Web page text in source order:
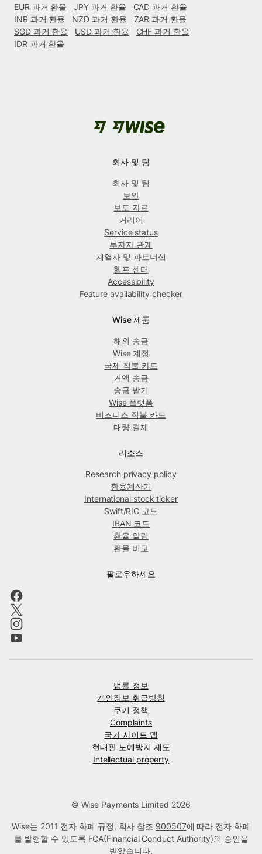
EUR 과거 환율
JPY 과거 환율
CAD 과거 환율
INR 과거 환율
NZD 과거 환율
ZAR 과거 환율
SGD 과거 환율
USD 과거 환율
CHF 과거 환율
IDR 과거 환율
회사 및 팀
회사 및 팀
보안
보도 자료
커리어
Service status
투자자 관계
계열사 및 파트너십
헬프 센터
Accessibility
Feature availability checker
Wise 제품
해외 송금
Wise 계정
국제 직불 카드
거액 송금
송금 받기
Wise 플랫폼
비즈니스 직불 카드
대량 결제
리소스
Research privacy policy
환율계산기
International stock ticker
Swift/BIC 코드
IBAN 코드
환율 알림
환율 비교
팔로우하세요
법률 정보
개인정보 취급방침
쿠키 정책
Complaints
국가 사이트 맵
현대판 노예방지 제도
Intellectual property
© Wise Payments Limited 2026
Wise는 2011 전자 화폐 규정, 회사 참조 900507에 따라 전자 화폐
를 발행할 수 있도록 FCA(Financial Conduct Authority)의 승인을
받았습니다.